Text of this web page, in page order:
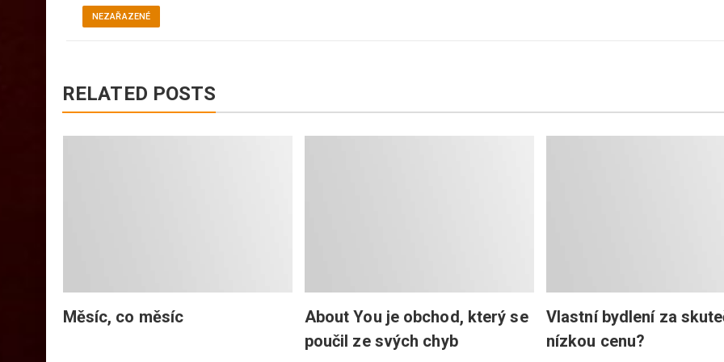
NEZAŘAZENÉ
RELATED POSTS
Měsíc, co měsíc
About You je obchod, který se
poučil ze svých chyb
Vlastní bydlení za
nízkou cenu?